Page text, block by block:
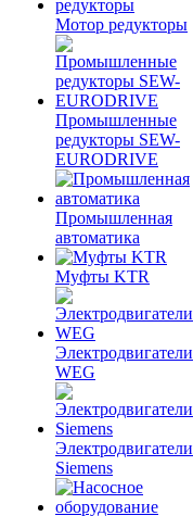
Мотор редукторы
Промышленные
редукторы SEW-
EURODRIVE
Промышленная
автоматика
Муфты KTR
Электродвигатели
WEG
Электродвигатели
Siemens